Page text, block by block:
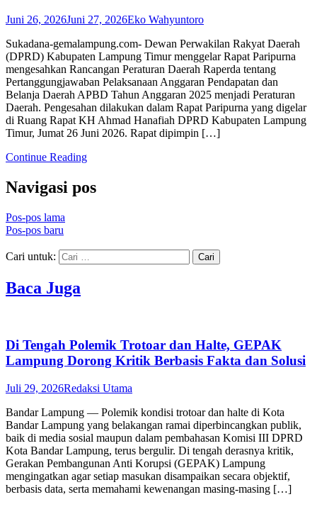
Juni 26, 2026Juni 27, 2026Eko Wahyuntoro
Sukadana-gemalampung.com- Dewan Perwakilan Rakyat Daerah
(DPRD) Kabupaten Lampung Timur menggelar Rapat Paripurna
mengesahkan Rancangan Peraturan Daerah Raperda tentang
Pertanggungjawaban Pelaksanaan Anggaran Pendapatan dan
Belanja Daerah APBD Tahun Anggaran 2025 menjadi Peraturan
Daerah. Pengesahan dilakukan dalam Rapat Paripurna yang digelar
di Ruang Rapat KH Ahmad Hanafiah DPRD Kabupaten Lampung
Timur, Jumat 26 Juni 2026. Rapat dipimpin […]
Continue Reading
Navigasi pos
Pos-pos lama
Pos-pos baru
Cari untuk:
Baca Juga
Di Tengah Polemik Trotoar dan Halte, GEPAK
Lampung Dorong Kritik Berbasis Fakta dan Solusi
Juli 29, 2026Redaksi Utama
Bandar Lampung — Polemik kondisi trotoar dan halte di Kota
Bandar Lampung yang belakangan ramai diperbincangkan publik,
baik di media sosial maupun dalam pembahasan Komisi III DPRD
Kota Bandar Lampung, terus bergulir. Di tengah derasnya kritik,
Gerakan Pembangunan Anti Korupsi (GEPAK) Lampung
mengingatkan agar setiap masukan disampaikan secara objektif,
berbasis data, serta memahami kewenangan masing-masing […]